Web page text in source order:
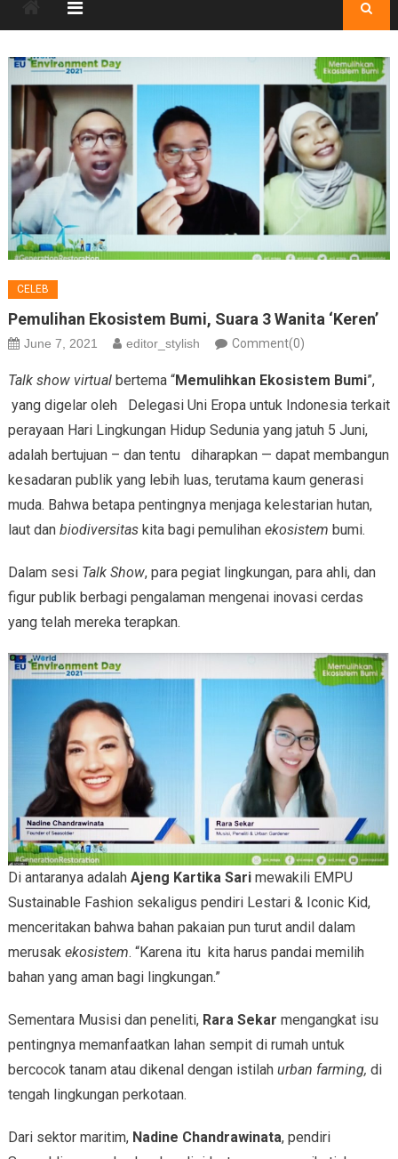
CELEB
Pemulihan Ekosistem Bumi, Suara 3 Wanita ‘Keren’
June 7, 2021 editor_stylish Comment(0)
Talk showvirtualbertema “Memulihkan Ekosistem Bumi”,
yang digelar oleh Delegasi Uni Eropa untuk Indonesia terkait
perayaan Hari Lingkungan Hidup Sedunia yang jatuh 5 Juni,
adalah bertujuan – dan tentu diharapkan — dapat membangun
kesadaran publik yang lebih luas, terutama kaum generasi
muda. Bahwa betapa pentingnya menjaga kelestarian hutan,
laut dan biodiversitaskita bagi pemulihan ekosistem bumi.
Dalam sesi Talk Show, para pegiat lingkungan, para ahli, dan
figur publik berbagi pengalaman mengenai inovasi cerdas
yang telah mereka terapkan.
Di antaranya adalahAjeng Kartika Sari mewakili EMPU
Sustainable Fashion sekaligus pendiri Lestari & Iconic Kid,
menceritakan bahwa bahan pakaian pun turut andil dalam
merusak ekosistem. “Karena itu kita harus pandai memilih
bahan yang aman bagi lingkungan.”
Sementara Musisi dan peneliti, Rara Sekar mengangkat isu
pentingnya memanfaatkan lahan sempit di rumah untuk
bercocok tanam atau dikenal dengan istilah urban farming, di
tengah lingkungan perkotaan.
Dari sektor maritim, Nadine Chandrawinata, pendiri